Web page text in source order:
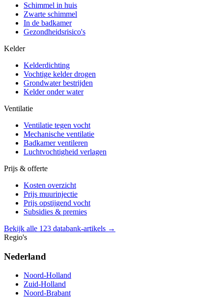
Schimmel in huis
Zwarte schimmel
In de badkamer
Gezondheidsrisico's
Kelder
Kelderdichting
Vochtige kelder drogen
Grondwater bestrijden
Kelder onder water
Ventilatie
Ventilatie tegen vocht
Mechanische ventilatie
Badkamer ventileren
Luchtvochtigheid verlagen
Prijs & offerte
Kosten overzicht
Prijs muurinjectie
Prijs opstijgend vocht
Subsidies & premies
Bekijk alle 123 databank-artikels →
Regio's
Nederland
Noord-Holland
Zuid-Holland
Noord-Brabant